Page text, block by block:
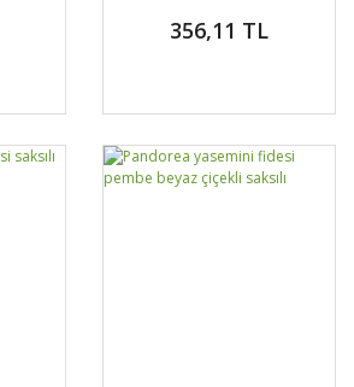
356,11 TL